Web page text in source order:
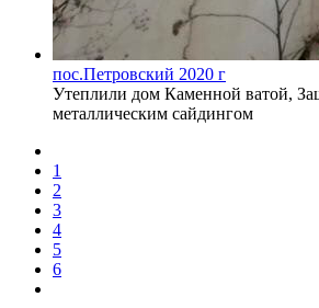
пос.Петровский 2020 г
Утеплили дом Каменной ватой,
металлическим сайдингом
1
2
3
4
5
6